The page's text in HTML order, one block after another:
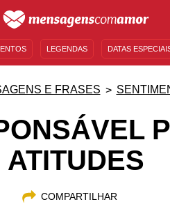
LEGENDAS DATAS
E FRASES
ATITUDES
COMPARTILHAR